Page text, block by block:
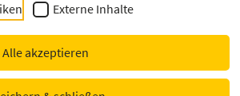
Externe Inhalte
Alle akzeptieren
die